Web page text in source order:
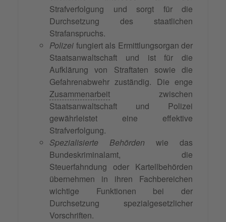
Strafverfolgung und sorgt für die
Durchsetzung des staatlichen
Strafanspruchs.
Polizei fungiert als Ermittlungsorgan der
Staatsanwaltschaft und ist für die
Aufklärung von Straftaten sowie die
Gefahrenabwehr zuständig. Die enge
Zusammenarbeit zwischen
Staatsanwaltschaft und Polizei
gewährleistet eine effektive
Strafverfolgung.
Spezialisierte Behörden wie das
Bundeskriminalamt, die
Steuerfahndung oder Kartellbehörden
übernehmen in ihren Fachbereichen
wichtige Funktionen bei der
Durchsetzung spezialgesetzlicher
Vorschriften.